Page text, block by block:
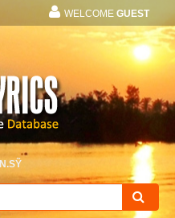
WELCOME GUEST
N.SỸ